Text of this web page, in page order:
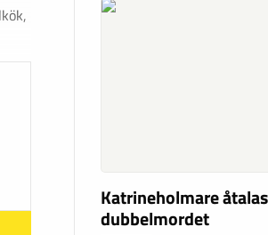
Katrineholmare
dubbelmordet